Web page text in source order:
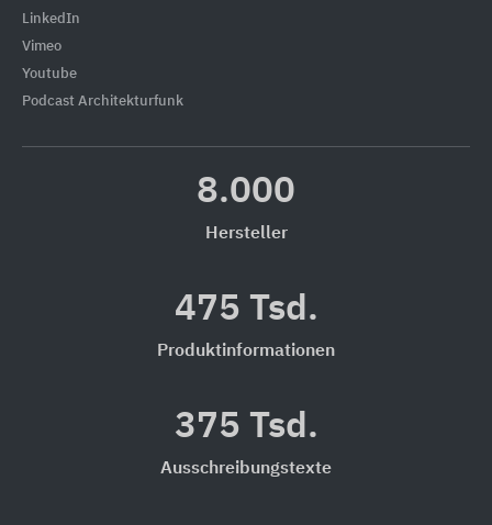
LinkedIn
Vimeo
Youtube
Podcast Architekturfunk
8.000
Hersteller
475 Tsd.
Produktinformationen
375 Tsd.
Ausschreibungstexte